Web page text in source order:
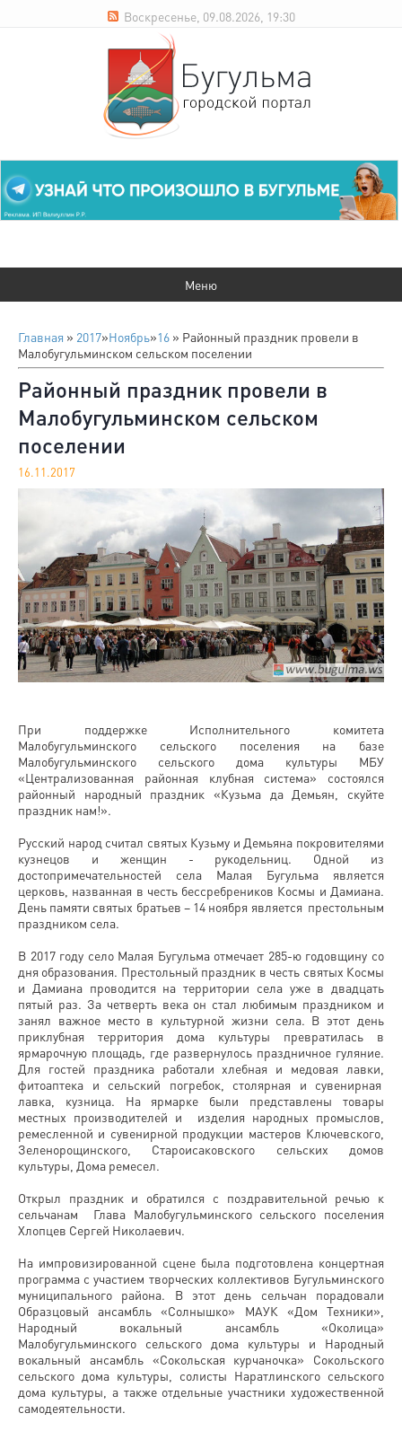
Воскресенье, 09.08.2026, 19:30
Главная » 2017»Ноябрь»16 » Районный праздник провели в
Малобугульминском сельском поселении
Районный праздник провели в
Малобугульминском сельском
поселении
16.11.2017
При поддержке Исполнительного комитета
Малобугульминского сельского поселения на базе
Малобугульминского сельского дома культуры МБУ
«Централизованная районная клубная система» состоялся
районный народный праздник «Кузьма да Демьян, скуйте
праздник нам!».
Русский народ считал святых Кузьму и Демьяна покровителями
кузнецов и женщин - рукодельниц. Одной из
достопримечательностей села Малая Бугульма является
церковь, названная в честь бессребреников Космы и Дамиана.
День памяти святых братьев – 14 ноября является престольным
праздником села.
В 2017 году село Малая Бугульма отмечает 285-ю годовщину со
дня образования. Престольный праздник в честь святых Космы
и Дамиана проводится на территории села уже в двадцать
пятый раз. За четверть века он стал любимым праздником и
занял важное место в культурной жизни села. В этот день
приклубная территория дома культуры превратилась в
ярмарочную площадь, где развернулось праздничное гуляние.
Для гостей праздника работали хлебная и медовая лавки,
фитоаптека и сельский погребок, столярная и сувенирная
лавка, кузница. На ярмарке были представлены товары
местных производителей и изделия народных промыслов,
ремесленной и сувенирной продукции мастеров Ключевского,
Зеленорощинского, Староисаковского сельских домов
культуры, Дома ремесел.
Открыл праздник и обратился с поздравительной речью к
сельчанам Глава Малобугульминского сельского поселения
Хлопцев Сергей Николаевич.
На импровизированной сцене была подготовлена концертная
программа с участием творческих коллективов Бугульминского
муниципального района. В этот день сельчан порадовали
Образцовый ансамбль «Солнышко» МАУК «Дом Техники»,
Народный вокальный ансамбль «Околица»
Малобугульминского сельского дома культуры и Народный
вокальный ансамбль «Сокольская курчаночка» Сокольского
сельского дома культуры, солисты Наратлинского сельского
дома культуры, а также отдельные участники художественной
самодеятельности.